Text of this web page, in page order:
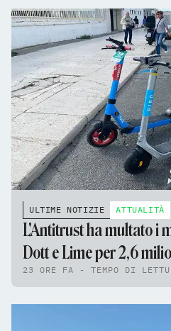
ULTIME NOTIZIE ATTUALITÀ
L'Antitrust ha multato i
Dott e Lime per 2,6
23 ORE FA - TEMPO DI